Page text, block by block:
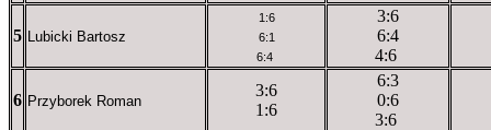
5 Lubicki Bartosz
1:6
6:1
6:4
3:6
6:4
4:6
6 Przyborek Roman
3:6
1:6
6:3
0:6
3:6